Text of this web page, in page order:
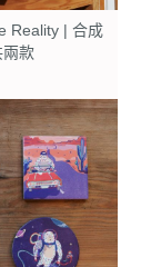
Reality | 合成
兩款